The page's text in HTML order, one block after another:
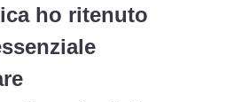
ho ritenuto